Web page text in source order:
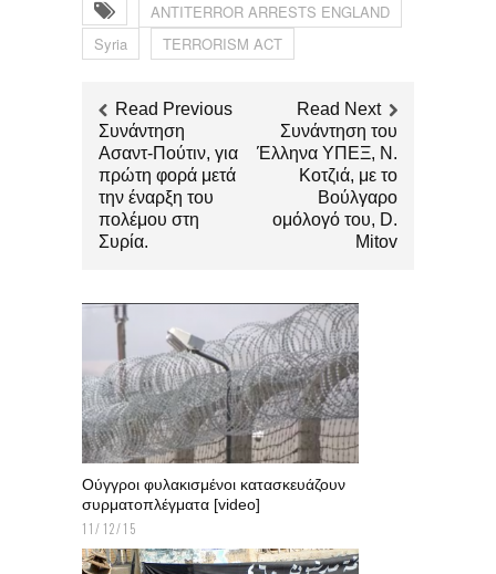
ANTITERROR ARRESTS ENGLAND
Syria
TERRORISM ACT
Read Previous
Συνάντηση
Ασαντ-Πούτιν, για
πρώτη φορά μετά
την έναρξη του
πολέμου στη
Συρία.
Read Next
Συνάντηση του
Έλληνα ΥΠΕΞ, Ν.
Κοτζιά, με το
Βούλγαρο
ομόλογό του, D.
Mitov
Ούγγροι φυλακισμένοι κατασκευάζουν
συρματοπλέγματα [video]
11/12/15